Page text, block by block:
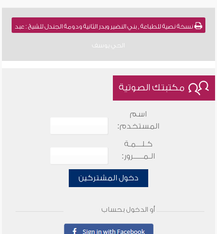
نسخة نصية للطباعة , بني النضير وبدر الثانية ودومة الجندل للشيخ : عبد
الحي يوسف
مكتبتك الصوتية
اسم
المستخدم:
كـلـــمـة
الـمـــــرور:
دخول المشتركين
أو الدخول بحساب